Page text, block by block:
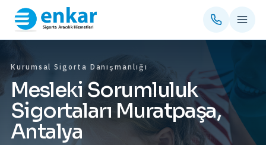
Kurumsal Sigorta Danışmanlığı
Mesleki Sorumluluk
Sigortaları Muratpaşa,
Antalya